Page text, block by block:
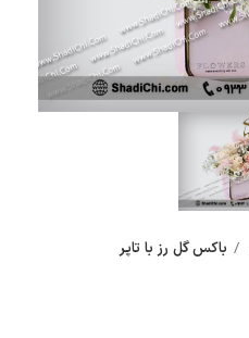
باکس گل رز با تاپر